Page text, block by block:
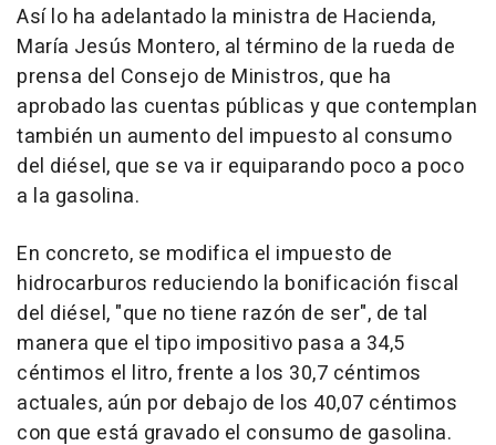
Así lo ha adelantado la ministra de Hacienda,
María Jesús Montero, al término de la rueda de
prensa del Consejo de Ministros, que ha
aprobado las cuentas públicas y que contemplan
también un aumento del impuesto al consumo
del diésel, que se va ir equiparando poco a poco
a la gasolina.
En concreto, se modifica el impuesto de
hidrocarburos reduciendo la bonificación fiscal
del diésel, "que no tiene razón de ser", de tal
manera que el tipo impositivo pasa a 34,5
céntimos el litro, frente a los 30,7 céntimos
actuales, aún por debajo de los 40,07 céntimos
con que está gravado el consumo de gasolina.